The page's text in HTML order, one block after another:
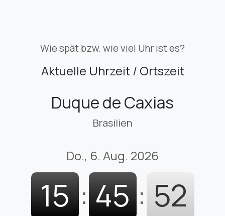
Wie spät bzw. wie viel Uhr ist es?
Aktuelle Uhrzeit / Ortszeit
Duque de Caxias
Brasilien
Do., 6. Aug. 2026
15 : 45 : 53